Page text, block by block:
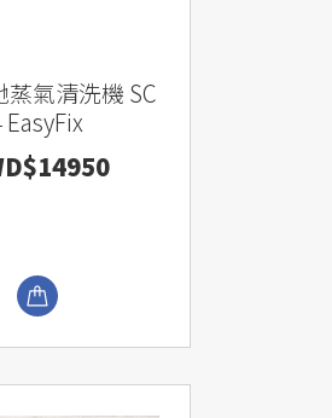
氣清洗機 SC
EasyFix